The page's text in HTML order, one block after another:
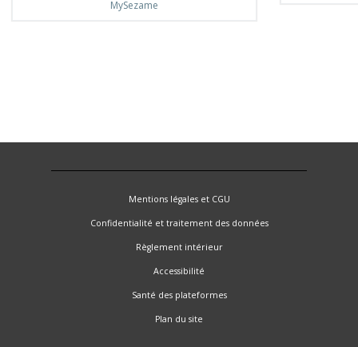
MySezame
Mentions légales et CGU
Confidentialité et traitement des données
Règlement intérieur
Accessibilité
Santé des plateformes
Plan du site